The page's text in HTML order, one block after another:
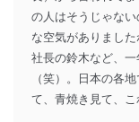
の人はそうじゃな
な空気がありました
社長の鈴木など、
（笑）。日本の各
て、青焼き見て、こ